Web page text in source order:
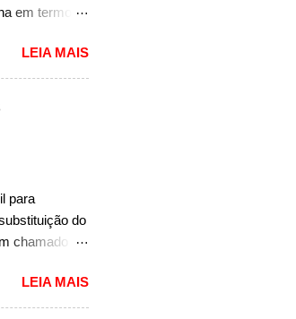
em termos
revelou as
versão mais
o compacto
marcas de
A10.
mais
cont...
LEIA MAIS
para
do
chamado
diz que as
para a
LEIA MAIS